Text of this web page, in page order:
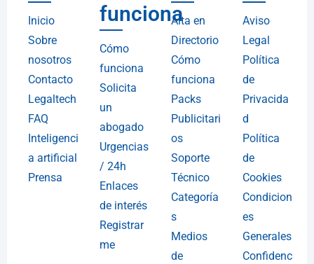
Inicio
Sobre
nosotros
Contacto
Legaltech
FAQ
Inteligenci
a artificial
Prensa
funciona
Cómo
funciona
Solicita
un
abogado
Urgencias
/ 24h
Enlaces
de interés
Registrar
me
Alta en
Directorio
Cómo
funciona
Packs
Publicitari
os
Soporte
Técnico
Categoría
s
Medios
de
Aviso
Legal
Política
de
Privacida
d
Política
de
Cookies
Condicion
es
Generales
Confidenc